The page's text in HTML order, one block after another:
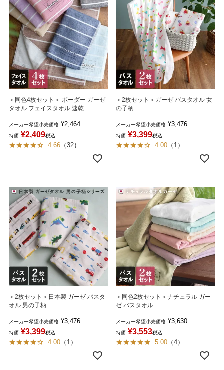
＜同色4枚セット＞ ボーダー ガーゼ
タオル フェイスタオル 速乾
メーカー希望小売価格 ¥2,464
特価 ¥2,409税込
4.66 （32）
＜2枚セット＞ガーゼ バスタオル 女
の子柄
メーカー希望小売価格 ¥3,476
特価 ¥3,399税込
4.00 （ 1 ）
＜2枚セット＞日本製 ガーゼ バスタ
オル 男の子柄
メーカー希望小売価格 ¥3,476
特価 ¥3,399税込
4.00 （ 1 ）
＜同色2枚セット＞ナチュラル ガー
ゼ バスタオル
メーカー希望小売価格 ¥3,630
特価 ¥3,553税込
5.00 （4）